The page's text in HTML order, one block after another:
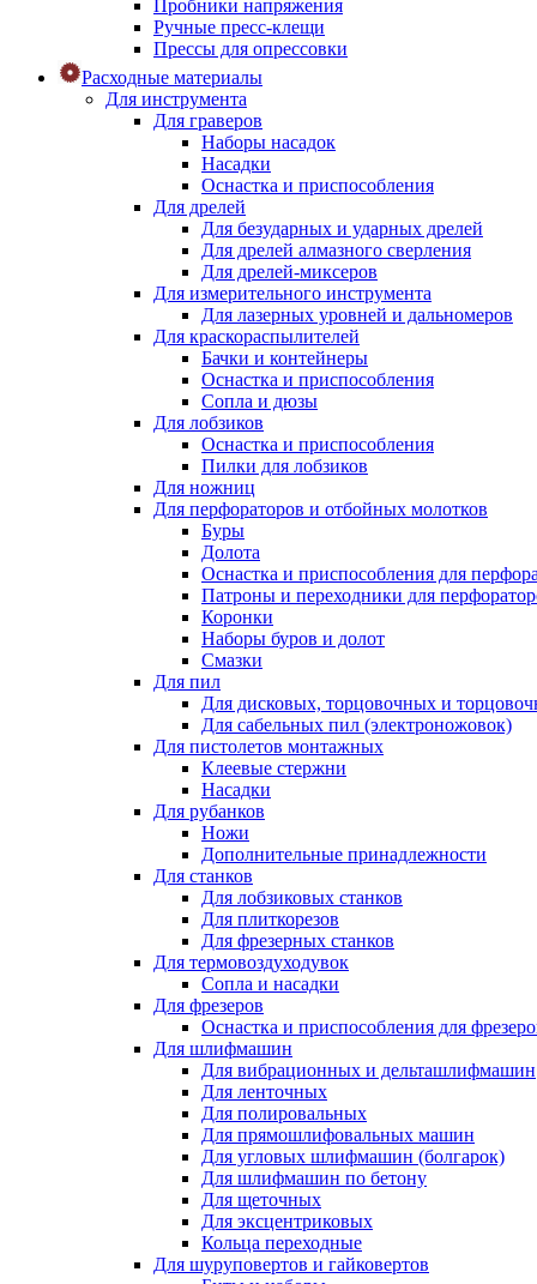
Пробники напряжения
Ручные пресс-клещи
Прессы для опрессовки
Расходные материалы
Для инструмента
Для граверов
Наборы насадок
Насадки
Оснастка и приспособления
Для дрелей
Для безударных и ударных дрелей
Для дрелей алмазного сверления
Для дрелей-миксеров
Для измерительного инструмента
Для лазерных уровней и дальномеров
Для краскораспылителей
Бачки и контейнеры
Оснастка и приспособления
Сопла и дюзы
Для лобзиков
Оснастка и приспособления
Пилки для лобзиков
Для ножниц
Для перфораторов и отбойных молотков
Буры
Долота
Оснастка и приспособления для
Патроны и переходники для
Коронки
Наборы буров и долот
Смазки
Для пил
Для дисковых, торцовочных и
Для сабельных пил (электроножовок)
Для пистолетов монтажных
Клеевые стержни
Насадки
Для рубанков
Ножи
Дополнительные принадлежности
Для станков
Для лобзиковых станков
Для плиткорезов
Для фрезерных станков
Для термовоздуходувок
Сопла и насадки
Для фрезеров
Оснастка и приспособления для
Для шлифмашин
Для вибрационных и дельташлифмашин
Для ленточных
Для полировальных
Для прямошлифовальных машин
Для угловых шлифмашин (болгарок)
Для шлифмашин по бетону
Для щеточных
Для эксцентриковых
Кольца переходные
Для шуруповертов и гайковертов